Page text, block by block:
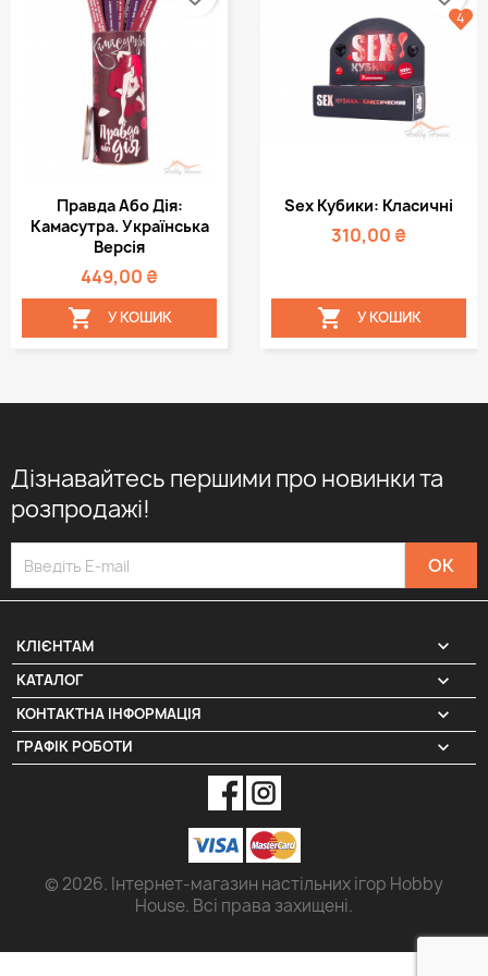
Правда Або Дія:
Камасутра. Українська
Версія
449,00 ₴
 У КОШИК
Sex Кубики: Класичні
310,00 ₴
 У КОШИК
4
Дізнавайтесь першими про новинки та
розпродажі!
КЛІЄНТАМ 
КАТАЛОГ 
КОНТАКТНА ІНФОРМАЦІЯ keyboard_arrow_down
ГРАФІК РОБОТИ keyboard_arrow_down
© 2026. Інтернет-магазин настільних ігор Hobby
House. Всі права захищені.